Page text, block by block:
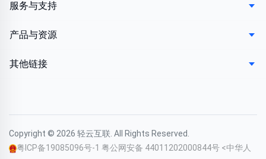
服务与支持
产品与资源
其他链接
Copyright © 2026 轻云互联. All Rights Reserved.
粤ICP备19085096号-1 粤公网安备 44011202000844号 <中华人